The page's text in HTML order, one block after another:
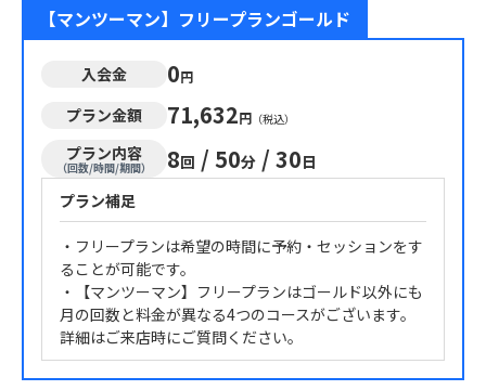
【マンツーマン】フリープランゴールド
入会金 0円
プラン金額 71,632円 （税込）
プラン内容
（回数/時間/期間） 8回 / 50分 / 30日
プラン補足
・フリープランは希望の時間に予約・セッションをす
ることが可能です。
・【マンツーマン】フリープランはゴールド以外にも
月の回数と料金が異なる4つのコースがございます。
詳細はご来店時にご質問ください。